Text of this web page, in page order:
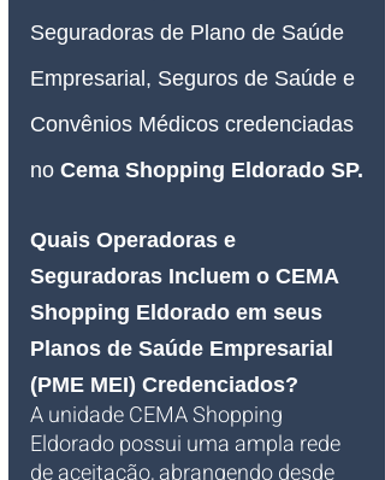
Seguradoras de Plano de Saúde
Empresarial, Seguros de Saúde e
Convênios Médicos credenciadas
no Cema Shopping Eldorado SP.
Quais Operadoras e
Seguradoras Incluem o CEMA
Shopping Eldorado em seus
Planos de Saúde Empresarial
(PME MEI) Credenciados?
A unidade CEMA Shopping
Eldorado possui uma ampla rede
de aceitação, abrangendo desde